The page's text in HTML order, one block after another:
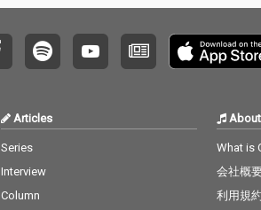
Articles
Series
Interview
Column
About
What is
会社概
利用規約